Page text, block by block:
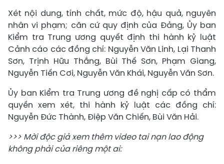
Xét nội dung, tính chất, mức độ, hậu quả, nguyên
nhân vi phạm; căn cứ quy định của Đảng, Ủy ban
Kiểm tra Trung ương quyết định thi hành kỷ luật
Cảnh cáo các đồng chí: Nguyễn Văn Linh, Lại Thanh
Sơn, Trịnh Hữu Thắng, Bùi Thế Sơn, Phạm Giang,
Nguyễn Tiến Cơi, Nguyễn Văn Khái, Nguyễn Văn Sơn.
Ủy ban Kiểm tra Trung ương đề nghị cấp có thẩm
quyền xem xét, thi hành kỷ luật các đồng chí:
Nguyễn Đức Thành, Điệp Văn Chiến, Bùi Văn Hải.
>>> Mời độc giả xem thêm video tai nạn lao động
không phải của riêng một ai: